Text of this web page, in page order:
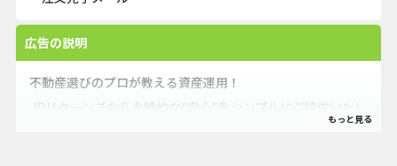
広告の説明
不動産選びのプロが教える資産運用！
JPリターンズなら永続的な”安心”をシンプルにご提供いたし